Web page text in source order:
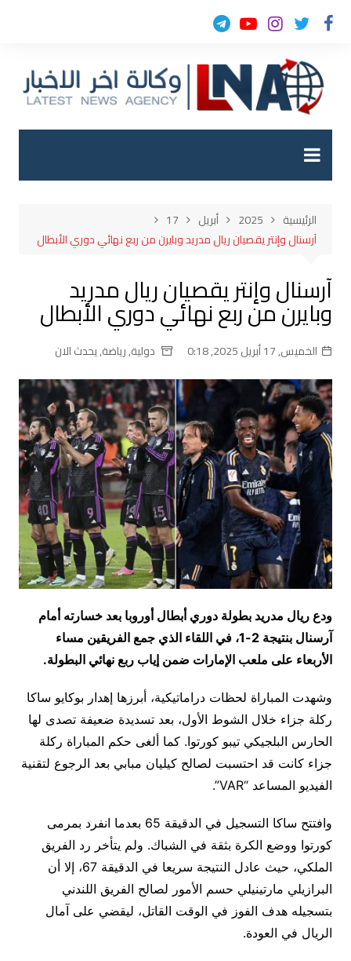
التجاوز
الرئيسية 2025 أبريل
17
آرسنال وإنتر يقصيان ريال مدريد وبايرن من ربع نهائي دوري الأبطال
آرسنال وإنتر يقصيان ريال مدريد
وبايرن من ربع نهائي دوري الأبطال
الخميس, 17 أبريل 2025, 0:18 دولية,رياضة,يحدث الان
ودع ريال مدريد بطولة دوري أبطال أوروبا بعد خسارته أمام
آرسنال بنتيجة 2-1، في اللقاء الذي جمع الفريقين مساء
الأربعاء على ملعب الإمارات ضمن إياب ربع نهائي البطولة.
وشهدت المباراة لحظات دراماتيكية، أبرزها إهدار بوكايو ساكا
ركلة جزاء خلال الشوط الأول، بعد تسديدة ضعيفة تصدى لها
الحارس البلجيكي تيبو كورتوا. كما ألغى حكم المباراة ركلة
جزاء كانت قد احتسبت لصالح كيليان مبابي بعد الرجوع لتقنية
الفيديو المساعد “VAR”.
وافتتح ساكا التسجيل في الدقيقة 65 بعدما انفرد بمرمى
كورتوا ووضع الكرة بثقة في الشباك. ولم يتأخر رد الفريق
الملكي، حيث عادل النتيجة سريعا في الدقيقة 67، إلا أن
البرازيلي مارتينيلي حسم الأمور لصالح الفريق اللندني
بتسجيله هدف الفوز في الوقت القاتل، ليقضي على آمال
الريال في العودة.